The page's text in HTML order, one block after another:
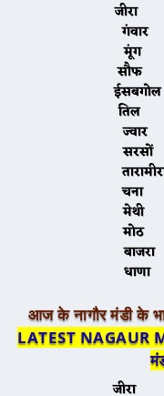
जीरा:
गंवार:
मूंग:
सौफ:
ईसबगोल
तिल:
ज्वार:
सरसों:
चना:
मेथी:
मोठ
बाजरा
धाणा:
आज के नागौर मंडी के
LATEST NAGAUR
जीरा: